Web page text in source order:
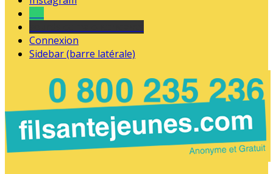
Connexion
Sidebar (barre latérale)